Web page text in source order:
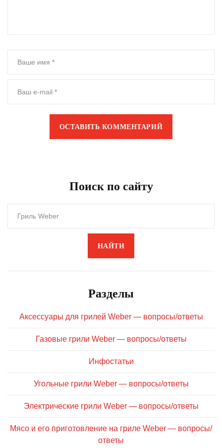
ОСТАВИТЬ КОММЕНТАРИЙ
Поиск по сайту
НАЙТИ
Разделы
Аксессуары для грилей Weber — вопросы/ответы
Газовые грили Weber — вопросы/ответы
Инфостатьи
Угольные грили Weber — вопросы/ответы
Электрические грили Weber — вопросы/ответы
Мясо и его приготовление на гриле Weber — вопросы/
ответы